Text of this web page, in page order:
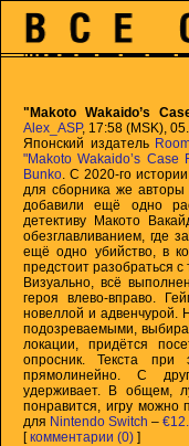
"Makoto Wakaido’s
Alex_ASP, 17:58 (MSK),
Японский издатель
"Makoto Wakaido’s Case
Bunko. С 2020-го
для сборника же авторы
добавили ещё одно
детективу Макото
обезглавливанием, где
ещё одно убийство, в
предстоит разобраться
Визуально, всё
героя влево-вправо.
новеллой и адвенчурой.
подозреваемыми,
локации, придётся
опросник. Текста при
прямолинейно. С
удерживает. В общем,
понравится, игру можно
для Nintendo Switch –
[комментарии (0) ]